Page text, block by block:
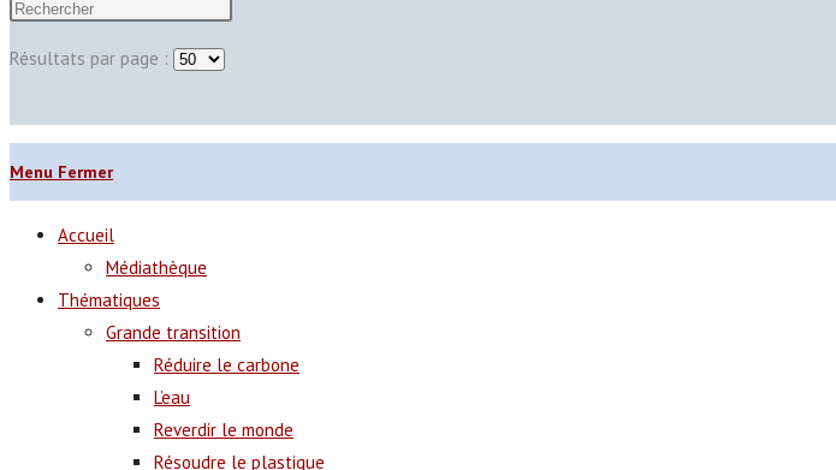
Résultats par page :
Menu Fermer
Accueil
Médiathèque
Thématiques
Grande transition
Réduire le carbone
L’eau
Reverdir le monde
Résoudre le plastique